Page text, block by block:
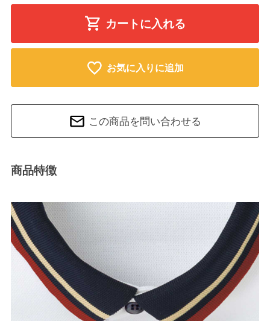
カートに入れる
お気に入りに追加
この商品を問い合わせる
商品特徴